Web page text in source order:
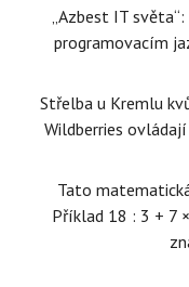
„Azbest IT
programovacím
Střelba u Kremlu
Wildberries
Tato
Příklad 18 : 3 + 7